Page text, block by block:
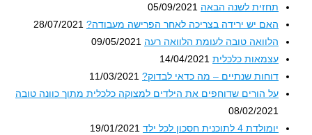
תחזית לשנה הבאה 05/09/2021
האם יש ירידה בצריכה לאחר הפרישה מעבודה? 28/07/2021
הלוואה טובה לעומת הלוואה רעה 09/05/2021
עצמאות כלכלית 14/04/2021
דוחות שנתיים – מה כדאי לבדוק? 11/03/2021
על הורים שדוחפים את הילדים למצוקה כלכלית מתוך כוונה טובה
08/02/2021
יומולדת 4 לתוכנית חסכון לכל ילד
19/01/2021